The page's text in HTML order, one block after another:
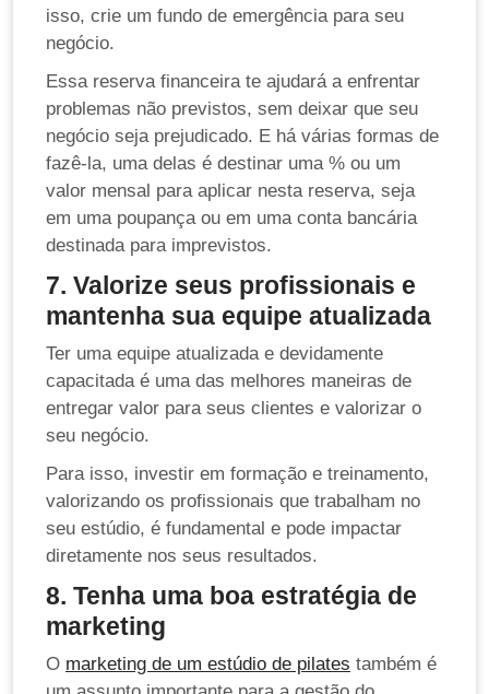
isso, crie um fundo de emergência para seu
negócio.
Essa reserva financeira te ajudará a enfrentar
problemas não previstos, sem deixar que seu
negócio seja prejudicado. E há várias formas de
fazê-la, uma delas é destinar uma % ou um
valor mensal para aplicar nesta reserva, seja
em uma poupança ou em uma conta bancária
destinada para imprevistos.
7. Valorize seus profissionais e
mantenha sua equipe atualizada
Ter uma equipe atualizada e devidamente
capacitada é uma das melhores maneiras de
entregar valor para seus clientes e valorizar o
seu negócio.
Para isso, investir em formação e treinamento,
valorizando os profissionais que trabalham no
seu estúdio, é fundamental e pode impactar
diretamente nos seus resultados.
8. Tenha uma boa estratégia de
marketing
O marketing de um estúdio de pilates também é